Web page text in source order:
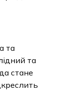
та
та
стане